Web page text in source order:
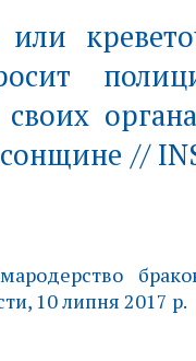
или
//
10 липня 2017 р.